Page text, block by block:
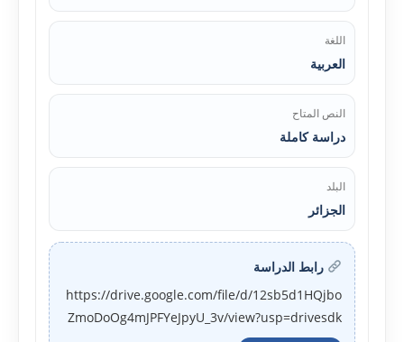
اللغة
العربية
النص المتاح
دراسة كاملة
البلد
الجزائر
رابط الدراسة
https://drive.google.com/file/d/12sb5d1HQjbo
ZmoDoOg4mJPFYeJpyU_3v/view?usp=drivesdk